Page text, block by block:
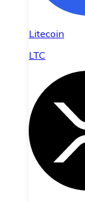
Litecoin
LTC